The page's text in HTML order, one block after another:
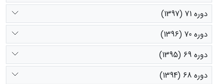
دوره 71 (1397)
دوره 70 (1396)
دوره 69 (1395)
دوره 68 (1394)